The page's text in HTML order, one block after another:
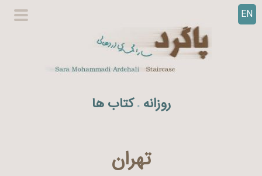
EN
روزانه . کتاب ها
تهران